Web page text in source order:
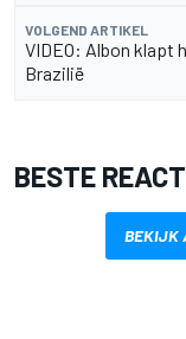
VOLGEND ARTIKEL
VIDEO: Albon klapt
Brazilië
BESTE
BEKIJK